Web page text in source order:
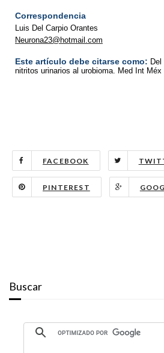
Correspondencia
Luis Del Carpio Orantes
Neurona23@hotmail.com
Este artículo debe citarse como:
nitritos urinarios al urobioma. Med Int Méx
FACEBOOK
PINTEREST
Buscar